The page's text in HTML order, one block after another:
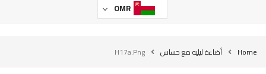
OMR
Home أضاءة ليليه مع حساس H17a.png